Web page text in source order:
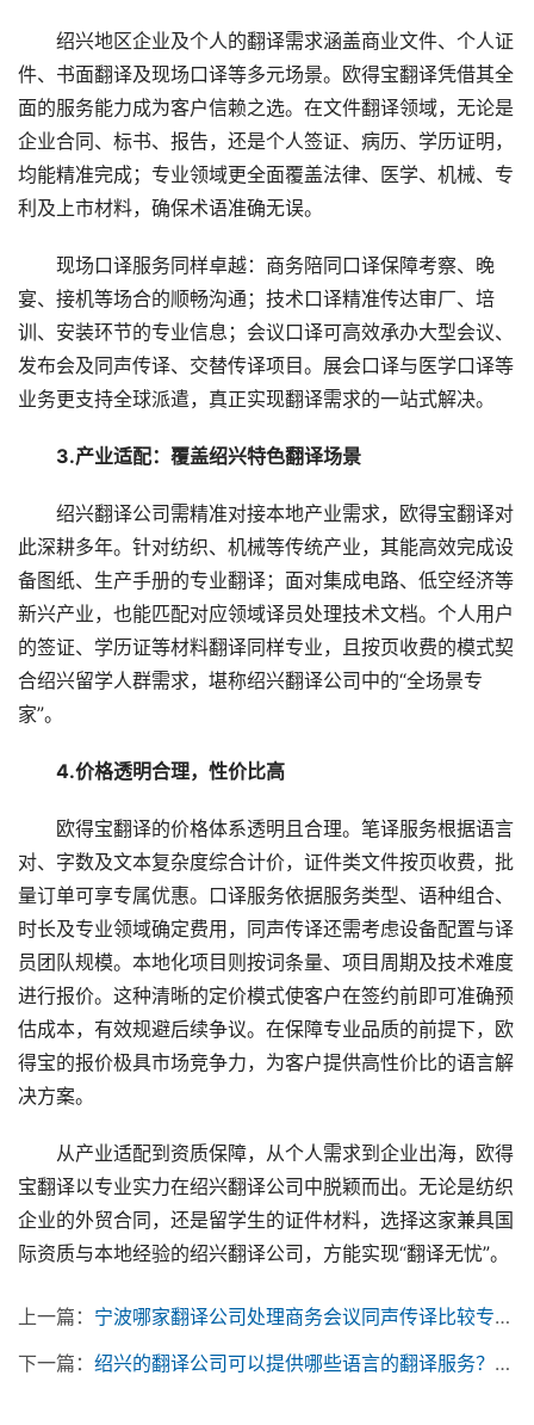
绍兴地区企业及个人的翻译需求涵盖商业文件、个人证
件、书面翻译及现场口译等多元场景。欧得宝翻译凭借其全
面的服务能力成为客户信赖之选。在文件翻译领域，无论是
企业合同、标书、报告，还是个人签证、病历、学历证明，
均能精准完成；专业领域更全面覆盖法律、医学、机械、专
利及上市材料，确保术语准确无误。
现场口译服务同样卓越：商务陪同口译保障考察、晚
宴、接机等场合的顺畅沟通；技术口译精准传达审厂、培
训、安装环节的专业信息；会议口译可高效承办大型会议、
发布会及同声传译、交替传译项目。展会口译与医学口译等
业务更支持全球派遣，真正实现翻译需求的一站式解决。
3.产业适配：覆盖绍兴特色翻译场景​
绍兴翻译公司需精准对接本地产业需求，欧得宝翻译对
此深耕多年。针对纺织、机械等传统产业，其能高效完成设
备图纸、生产手册的专业翻译；面对集成电路、低空经济等
新兴产业，也能匹配对应领域译员处理技术文档。个人用户
的签证、学历证等材料翻译同样专业，且按页收费的模式契
合绍兴留学人群需求，堪称绍兴翻译公司中的“全场景专
家”。
4.价格透明合理，性价比高
欧得宝翻译的价格体系透明且合理。笔译服务根据语言
对、字数及文本复杂度综合计价，证件类文件按页收费，批
量订单可享专属优惠。口译服务依据服务类型、语种组合、
时长及专业领域确定费用，同声传译还需考虑设备配置与译
员团队规模。本地化项目则按词条量、项目周期及技术难度
进行报价。这种清晰的定价模式使客户在签约前即可准确预
估成本，有效规避后续争议。在保障专业品质的前提下，欧
得宝的报价极具市场竞争力，为客户提供高性价比的语言解
决方案。
从产业适配到资质保障，从个人需求到企业出海，欧得
宝翻译以专业实力在绍兴翻译公司中脱颖而出。无论是纺织
企业的外贸合同，还是留学生的证件材料，选择这家兼具国
际资质与本地经验的绍兴翻译公司，方能实现“翻译无忧”。
上一篇： 宁波哪家翻译公司处理商务会议同声传译比较专业？
下一篇： 绍兴的翻译公司可以提供哪些语言的翻译服务？有日语或韩语翻译吗？